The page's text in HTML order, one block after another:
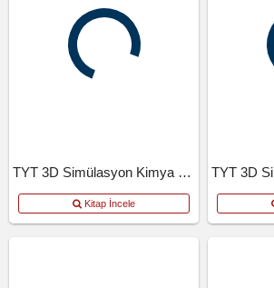
TYT 3D Simülasyon Kimya Denemeleri
Kitap İncele